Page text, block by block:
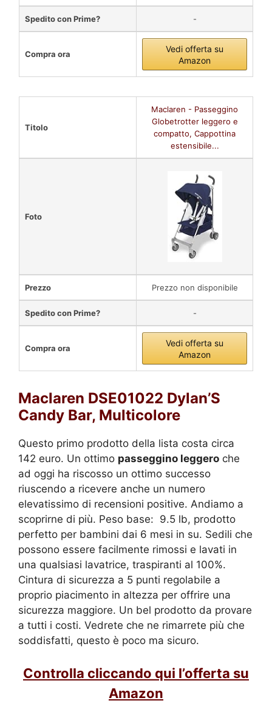
Spedito con Prime? -
Compra ora
Vedi offerta su
Amazon
Titolo
Maclaren - Passeggino
Globetrotter leggero e
compatto, Cappottina
estensibile...
Foto
Prezzo Prezzo non disponibile
Spedito con Prime? -
Compra ora
Vedi offerta su
Amazon
Maclaren DSE01022 Dylan’S
Candy Bar, Multicolore
Questo primo prodotto della lista costa circa
142 euro. Un ottimo passeggino leggero che
ad oggi ha riscosso un ottimo successo
riuscendo a ricevere anche un numero
elevatissimo di recensioni positive. Andiamo a
scoprirne di più. Peso base: 9.5 lb, prodotto
perfetto per bambini dai 6 mesi in su. Sedili che
possono essere facilmente rimossi e lavati in
una qualsiasi lavatrice, traspiranti al 100%.
Cintura di sicurezza a 5 punti regolabile a
proprio piacimento in altezza per offrire una
sicurezza maggiore. Un bel prodotto da provare
a tutti i costi. Vedrete che ne rimarrete più che
soddisfatti, questo è poco ma sicuro.
Controlla cliccando qui l’offerta su
Amazon